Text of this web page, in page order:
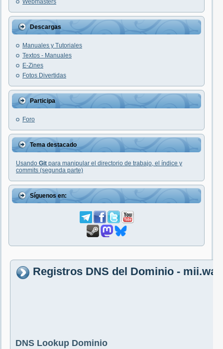
Webmasters
Descargas
Manuales y Tutoriales
Textos - Manuales
E-Zines
Fotos Divertidas
Participa
Foro
Tema destacado
Usando Git para manipular el directorio de trabajo, el índice y
commits (segunda parte)
Síguenos en:
Registros DNS del Dominio -
DNS Lookup Dominio